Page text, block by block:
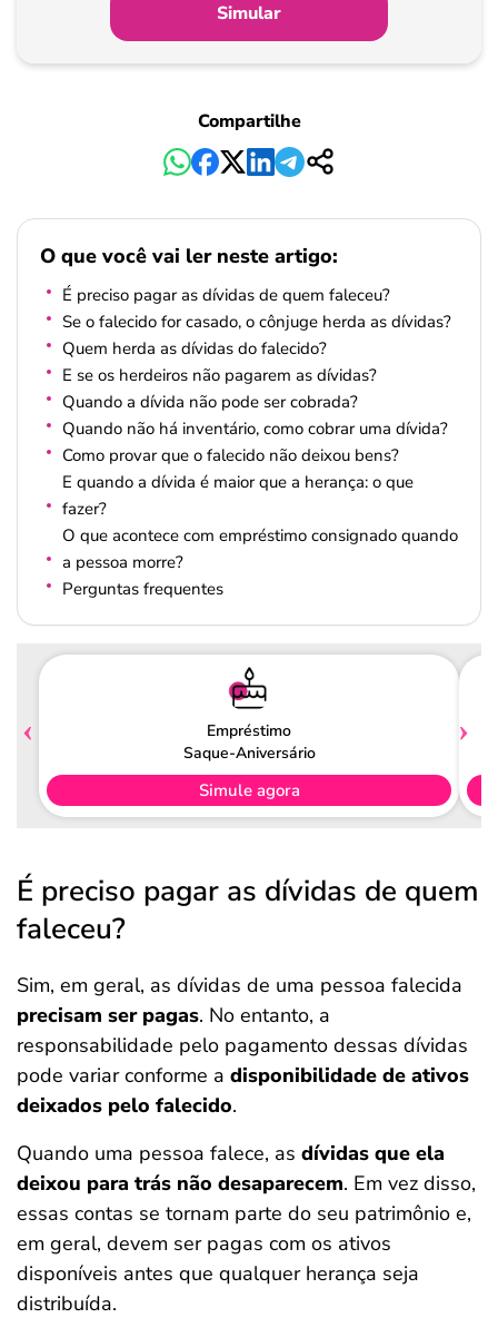
Pagamento
Simular
Compartilhe
O que você vai ler neste artigo:
É preciso pagar as dívidas de quem faleceu?
Se o falecido for casado, o cônjuge herda as dívidas?
Quem herda as dívidas do falecido?
E se os herdeiros não pagarem as dívidas?
Quando a dívida não pode ser cobrada?
Quando não há inventário, como cobrar uma dívida?
Como provar que o falecido não deixou bens?
E quando a dívida é maior que a herança: o que
fazer?
O que acontece com empréstimo consignado quando
a pessoa morre?
Perguntas frequentes
Empréstimo
Saque-Aniversário
Simule agora
É preciso pagar as dívidas de quem
faleceu?
Sim, em geral, as dívidas de uma pessoa falecida
precisam ser pagas. No entanto, a
responsabilidade pelo pagamento dessas dívidas
pode variar conforme a disponibilidade de ativos
deixados pelo falecido.
Quando uma pessoa falece, as dívidas que ela
deixou para trás não desaparecem. Em vez disso,
essas contas se tornam parte do seu patrimônio e,
em geral, devem ser pagas com os ativos
disponíveis antes que qualquer herança seja
distribuída.